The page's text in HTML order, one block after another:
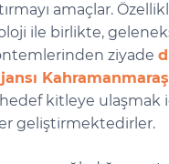
amaçlar.
ile birlikte,
ziyade
Kahramanmaraş
kitleye ulaşmak
geliştirmektedirler.